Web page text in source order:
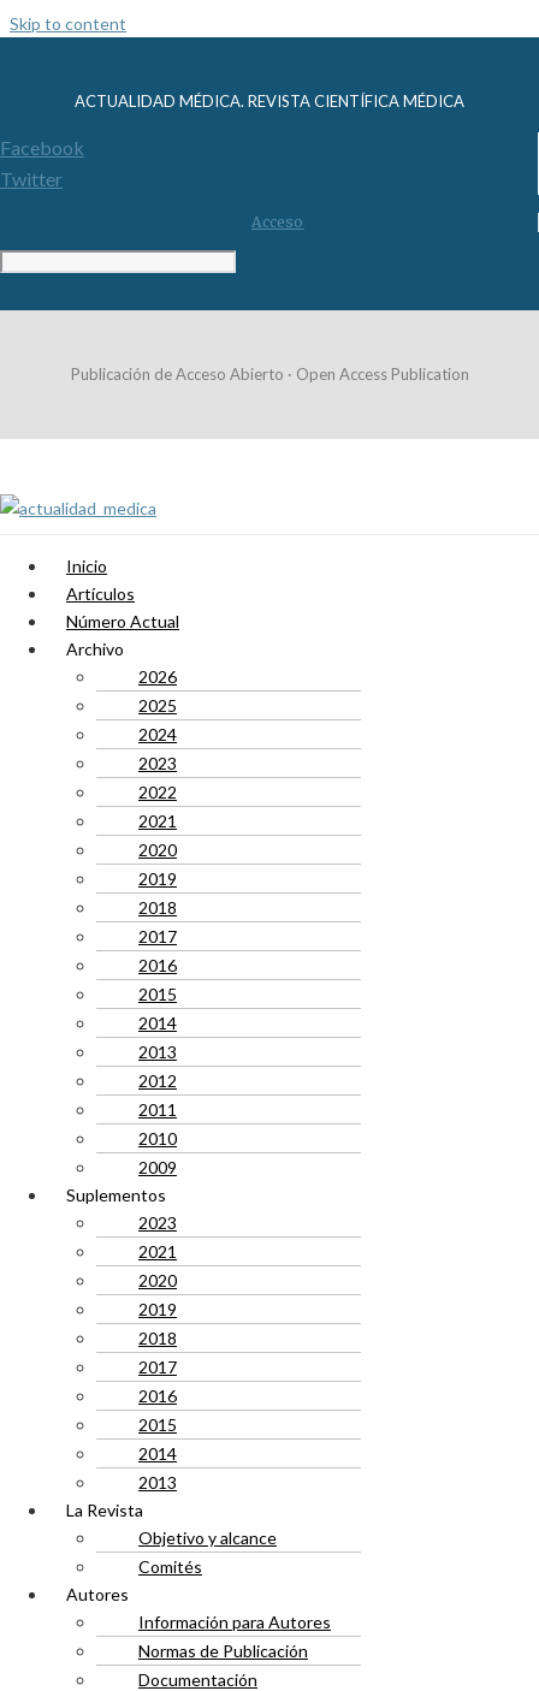
Skip to content
ACTUALIDAD MÉDICA. REVISTA CIENTÍFICA MÉDICA
Facebook
Twitter
Acceso
Publicación de Acceso Abierto · Open Access Publication
Inicio
Artículos
Número Actual
Archivo
2026
2025
2024
2023
2022
2021
2020
2019
2018
2017
2016
2015
2014
2013
2012
2011
2010
2009
Suplementos
2023
2021
2020
2019
2018
2017
2016
2015
2014
2013
La Revista
Objetivo y alcance
Comités
Autores
Información para Autores
Normas de Publicación
Documentación